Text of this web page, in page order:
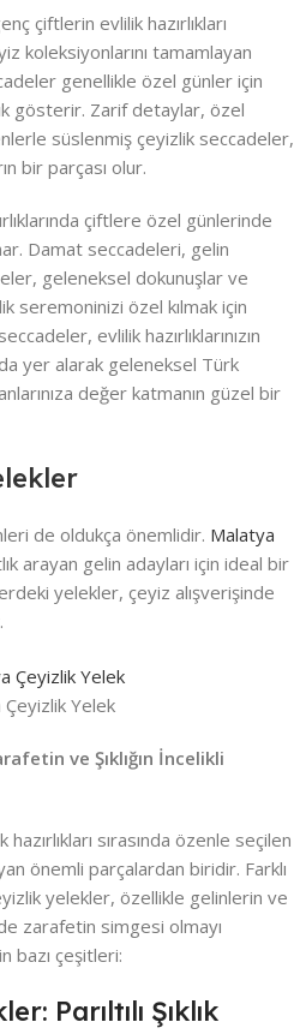
çiftlerin evlilik hazırlıkları
koleksiyonlarını tamamlayan
genellikle özel günler için
gösterir. Zarif detaylar, özel
süslenmiş çeyizlik seccadeler,
bir parçası olur.
çiftlere özel günlerinde
Damat seccadeleri, gelin
geleneksel dokunuşlar ve
seremoninizi özel kılmak için
evlilik hazırlıklarınızın
yer alarak geleneksel Türk
değer katmanın güzel bir
de oldukça önemlidir. Malatya
arayan gelin adayları için ideal bir
yelekler, çeyiz alışverişinde
Yelek
ve Şıklığın İncelikli
sırasında özenle seçilen
önemli parçalardan biridir. Farklı
yelekler, özellikle gelinlerin ve
zarafetin simgesi olmayı
bazı çeşitleri:
Parıltılı Şıklık